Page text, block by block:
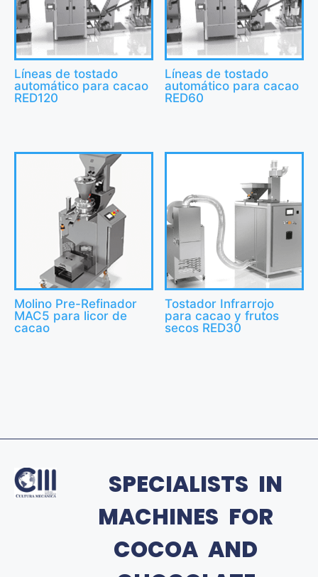
Líneas de tostado
automático para cacao
RED120
Líneas de tostado
automático para cacao
RED60
Molino Pre-Refinador
MAC5 para licor de
cacao
Tostador Infrarrojo
para cacao y frutos
secos RED30
SPECIALISTS IN
MACHINES FOR
COCOA AND